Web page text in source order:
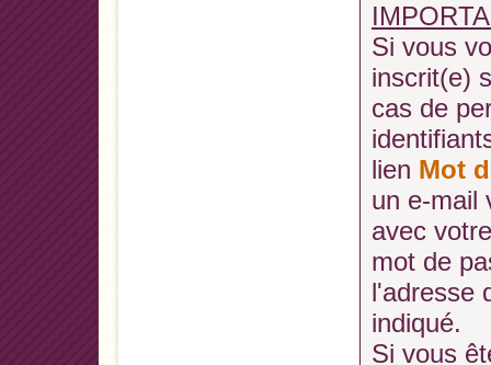
Si vous
inscrit(e)
cas de
lien Mot
un e-mail
avec
mot de
l'adresse
indiqué.
Si vous